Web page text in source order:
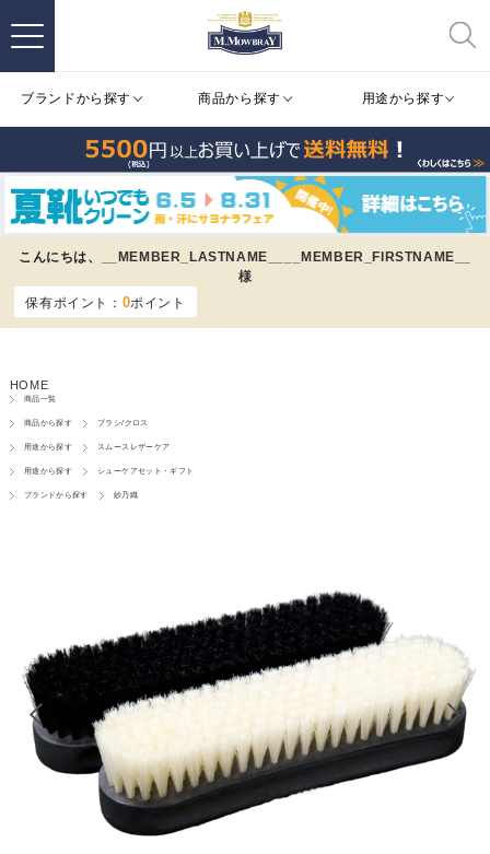
ブランドから探す 商品から探す 用途から探す
こんにちは、 __MEMBER_LASTNAME__
__MEMBER_FIRSTNAME__
様
保有ポイント： 0ポイント
HOME
商品一覧
商品から探す ブラシ/クロス
用途から探す スムースレザーケア
用途から探す シューケアセット・ギフト
ブランドから探す 紗乃織